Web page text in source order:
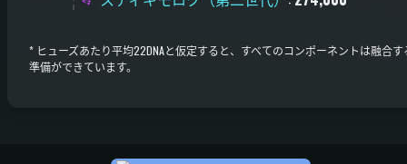
* ヒューズあたり平均22DNAと仮定すると、すべてのコンポーネントは融合す
準備ができています。